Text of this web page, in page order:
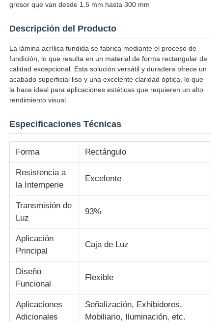
Productos
Sobre nosotros
Visita a la fábrica
Control de Calidad
Contacto
noticias
Todos los casos
Blog
Solicitar una cotización
Lámina de acrílico de plástico transparente
grosor que van desde 1.5 mm hasta 300 mm
Descripción del Producto
La lámina acrílica fundida se fabrica mediante el proceso de
fundición, lo que resulta en un material de forma rectangular de
calidad excepcional. Esta solución versátil y duradera ofrece un
acabado superficial liso y una excelente claridad óptica, lo que
la hace ideal para aplicaciones estéticas que requieren un alto
rendimiento visual.
Especificaciones Técnicas
Forma Rectángulo
Resistencia a
la Intemperie
Excelente
Transmisión de
Luz
93%
Aplicación
Principal
Caja de Luz
Diseño
Funcional
Flexible
Aplicaciones
Adicionales
Señalización, Exhibidores,
Mobiliario, Iluminación, etc.